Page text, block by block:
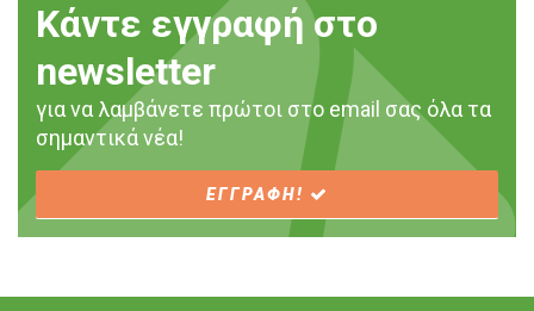
Κάντε εγγραφή στο
newsletter
για να λαμβάνετε πρώτοι στο email σας όλα τα
σημαντικά νέα!
ΕΓΓΡΑΦΗ!